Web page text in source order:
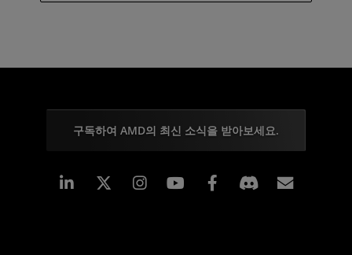
구독하여 AMD의 최신 소식을 받아보세요.
Linkedin Instagram Facebook